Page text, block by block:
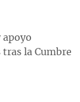
apoyo
la Cumbre